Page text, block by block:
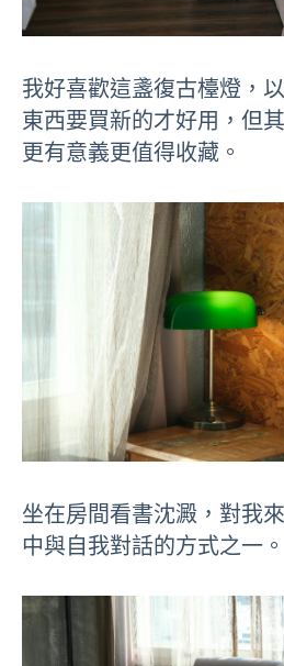
我好喜歡這盞復古檯燈，
東西要買新的才好用，但
更有意義更值得收藏。
坐在房間看書沈澱，對我
中與自我對話的方式之一。